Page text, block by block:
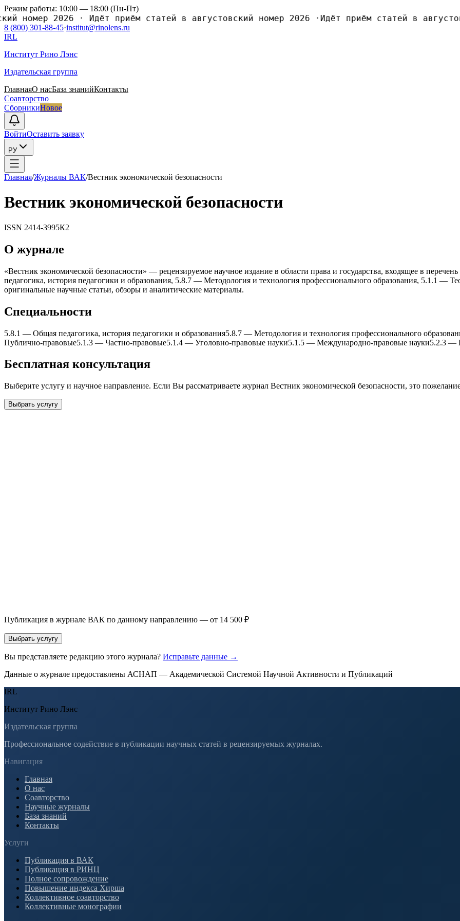
Режим работы: 10:00 — 18:00 (Пн-Пт)
номер 2026· Идёт приём статей в августовский номер 2026· Идёт приём статей в
8 (800) 301-88-45·institut@rinolens.ru
IRL
Институт Рино Лэнс
Издательская группа
ГлавнаяО насБаза знанийКонтакты
Соавторство
СборникиНовое
ВойтиОставить заявку
РУ
Главная/Журналы ВАК/Вестник экономической безопасности
Вестник экономической безопасности
ISSN 2414-3995К2
О журнале
«Вестник экономической безопасности» — рецензируемое научное издание в области права и государства, входящее в
педагогика, история педагогики и образования, 5.8.7 — Методология и теxнология профессионального образования, 5.1.1 —
оригинальные научные статьи, обзоры и аналитические материалы.
Специальности
5.8.1 — Общая педагогика, история педагогики и образования5.8.7 — Методология и теxнология профессионального
Публично-правовые5.1.3 — Частно-правовые5.1.4 — Уголовно-правовые науки5.1.5 — Международно-правовые науки5.2.3 —
Бесплатная консультация
Выберите услугу и научное направление. Если Вы рассматриваете журнал Вестник экономической безопасности, это
Выбрать услугу
Публикация в журнале ВАК по данному направлению — от 14 500 ₽
Выбрать услугу
Вы представляете редакцию этого журнала? Исправьте данные →
Данные о журнале предоставлены АСНАП — Академической Системой Научной Активности и Публикаций
IRL
Институт Рино Лэнс
Издательская группа
Профессиональное содействие в публикации научных статей в рецензируемых журналах.
Навигация
Главная
О нас
Соавторство
Научные журналы
База знаний
Контакты
Услуги
Публикация в ВАК
Публикация в РИНЦ
Полное сопровождение
Повышение индекса Хирша
Коллективное соавторство
Коллективные монографии